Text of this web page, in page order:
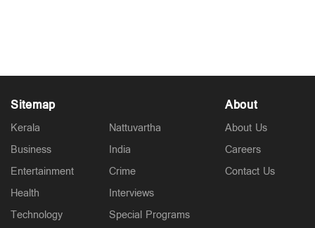
Sitemap
Kerala
Business
Entertainment
Health
Technology
Nattuvartha
India
Crime
Interviews
Special Programs
About
About Us
Careers
Contact Us